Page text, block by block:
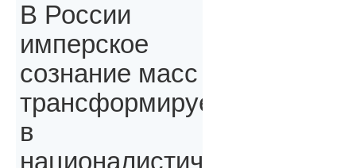
В России
имперское
сознание масс
трансформируется
в
националистическое.